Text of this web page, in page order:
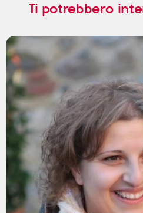
Ti potrebbero